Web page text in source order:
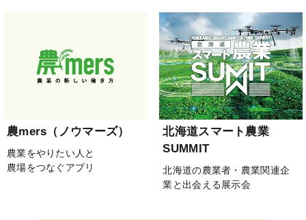
農mers（ノウマーズ）
農業をやりたい人と
農場をつなぐアプリ
北海道スマート農業
SUMMIT
北海道の農業者・農業関連企
業と出会える展示会